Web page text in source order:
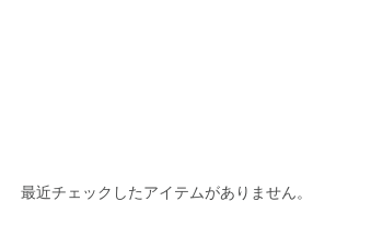
最近チェックしたアイテムがありません。